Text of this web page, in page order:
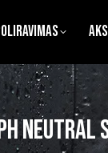
Neutral